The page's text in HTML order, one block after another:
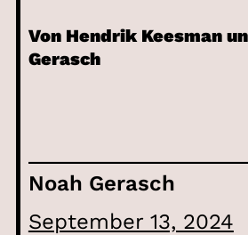
Von Hendrik Keesman
Gerasch
Noah Gerasch
September 13, 2024